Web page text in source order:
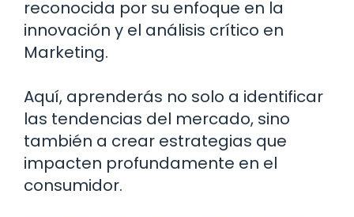
reconocida por su enfoque en la
innovación y el análisis crítico en
Marketing.
Aquí, aprenderás no solo a identificar
las tendencias del mercado, sino
también a crear estrategias que
impacten profundamente en el
consumidor.